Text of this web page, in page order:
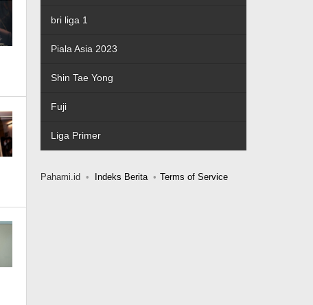
bri liga 1
Piala Asia 2023
Shin Tae Yong
Fuji
Liga Primer
Pahami.id Indeks Berita Terms of Service